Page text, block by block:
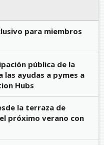
para miembros
pública de la
las ayudas a pymes a
Hubs
la terraza de
próximo verano con